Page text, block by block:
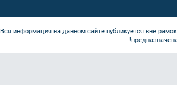
Вся информация на данном сайте публикуется вне